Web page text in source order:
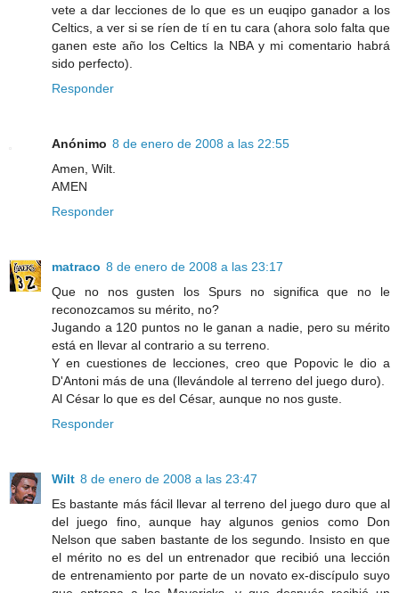
vete a dar lecciones de lo que es un euqipo ganador a los
Celtics, a ver si se ríen de tí en tu cara (ahora solo falta que
ganen este año los Celtics la NBA y mi comentario habrá
sido perfecto).
Responder
Anónimo 8 de enero de 2008 a las 22:55
Amen, Wilt.
AMEN
Responder
matraco 8 de enero de 2008 a las 23:17
Que no nos gusten los Spurs no significa que no le
reconozcamos su mérito, no?
Jugando a 120 puntos no le ganan a nadie, pero su mérito
está en llevar al contrario a su terreno.
Y en cuestiones de lecciones, creo que Popovic le dio a
D'Antoni más de una (llevándole al terreno del juego duro).
Al César lo que es del César, aunque no nos guste.
Responder
Wilt 8 de enero de 2008 a las 23:47
Es bastante más fácil llevar al terreno del juego duro que al
del juego fino, aunque hay algunos genios como Don
Nelson que saben bastante de los segundo. Insisto en que
el mérito no es del un entrenador que recibió una lección
de entrenamiento por parte de un novato ex-discípulo suyo